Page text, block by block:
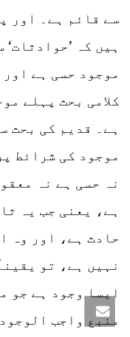
سے قائم ہے۔ اور
ہیں کہ
موجود حسی ہے
کلامی بحث پہلے
ہے۔ قدیم کی بحث
موجود کی شرائط
نہ حسی ہے نہ
ہے، یعنی جب یہ
حادث ہے، اور وہ
نہیں ہے، تو
ایسا وجود ہے جو
منبع واجب